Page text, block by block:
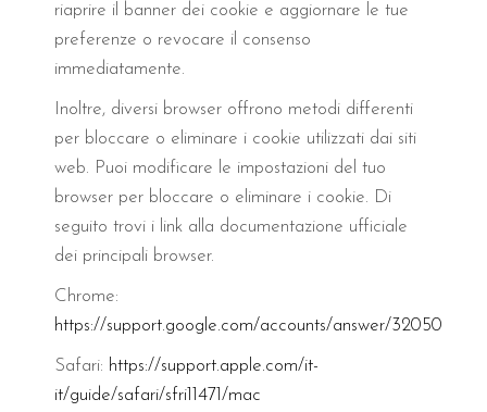
riaprire il banner dei cookie e aggiornare le tue
preferenze o revocare il consenso
immediatamente.
Inoltre, diversi browser offrono metodi differenti
per bloccare o eliminare i cookie utilizzati dai siti
web. Puoi modificare le impostazioni del tuo
browser per bloccare o eliminare i cookie. Di
seguito trovi i link alla documentazione ufficiale
dei principali browser.
Chrome:
https://support.google.com/accounts/answer/32050
Safari: https://support.apple.com/it-
it/guide/safari/sfri11471/mac